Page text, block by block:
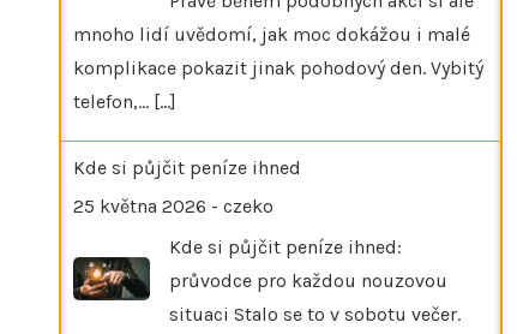
mnoho lidí uvědomí, jak moc dokážou i malé
komplikace pokazit jinak pohodový den. Vybitý
telefon,… [...]
Kde si půjčit peníze ihned
25 května 2026 - czeko
Kde si půjčit peníze ihned:
průvodce pro každou nouzovou
situaci Stalo se to v sobotu večer.